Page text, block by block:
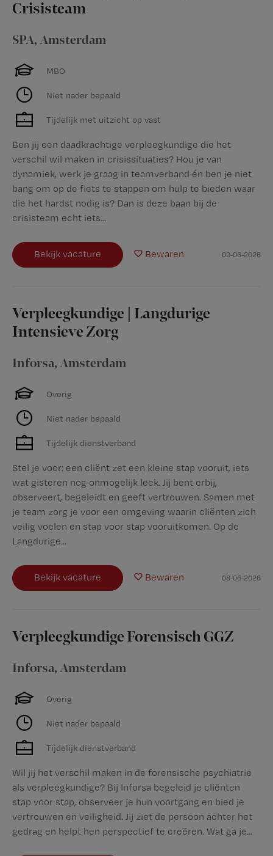
Crisisteam
SPA, Amsterdam
MBO
Niet nader bepaald
Tijdelijk met uitzicht op vast
Ben jij een daadkrachtige verpleegkundige die het
verschil wil maken in crisissituaties? Hou je van
dynamiek, werk je graag in teamverband én ben je niet
bang om op de fiets te stappen om hulp te bieden waar
die het hardst nodig is? Dan is deze baan bij de
crisisteam echt iets...
Bekijk vacature Bewaren 09-06-2026
Verpleegkundige | Langdurige
Intensieve Zorg
Inforsa, Amsterdam
Overig
Niet nader bepaald
Tijdelijk dienstverband
Stel je voor: een cliënt zet een kleine stap vooruit, iets
wat gisteren nog onmogelijk leek. Jij bent erbij,
observeert, begeleidt en geeft vertrouwen. Samen met
je team zorg je voor een omgeving waarin cliënten zich
veilig voelen en stap voor stap vooruitkomen. Op de
Langdurige...
Bekijk vacature Bewaren 08-06-2026
Verpleegkundige Forensisch GGZ
Inforsa, Amsterdam
Overig
Niet nader bepaald
Tijdelijk dienstverband
Wil jij het verschil maken in de forensische psychiatrie
als verpleegkundige? Bij Inforsa begeleid je cliënten
stap voor stap, observeer je hun voortgang en bied je
vertrouwen en veiligheid. Jij ziet de persoon achter het
gedrag en helpt hen perspectief te creëren. Wat ga je...